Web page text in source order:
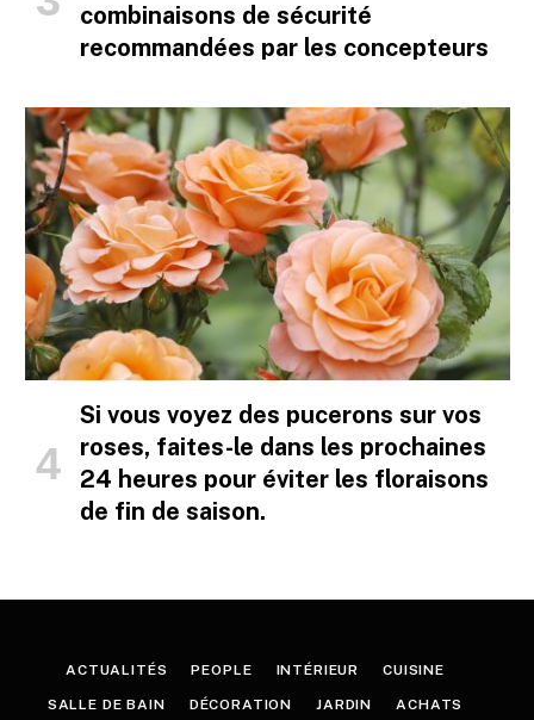
combinaisons de sécurité
recommandées par les concepteurs
Si vous voyez des pucerons sur vos
roses, faites-le dans les prochaines
24 heures pour éviter les floraisons
de fin de saison.
ACTUALITÉS PEOPLE INTÉRIEUR CUISINE
SALLE DE BAIN DÉCORATION JARDIN ACHATS